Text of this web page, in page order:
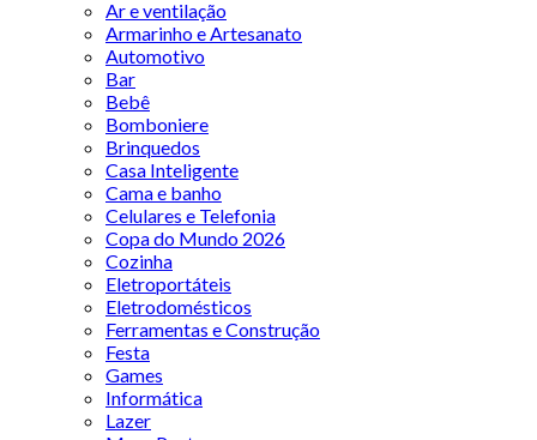
Ar e ventilação
Armarinho e Artesanato
Automotivo
Bar
Bebê
Bomboniere
Brinquedos
Casa Inteligente
Cama e banho
Celulares e Telefonia
Copa do Mundo 2026
Cozinha
Eletroportáteis
Eletrodomésticos
Ferramentas e Construção
Festa
Games
Informática
Lazer